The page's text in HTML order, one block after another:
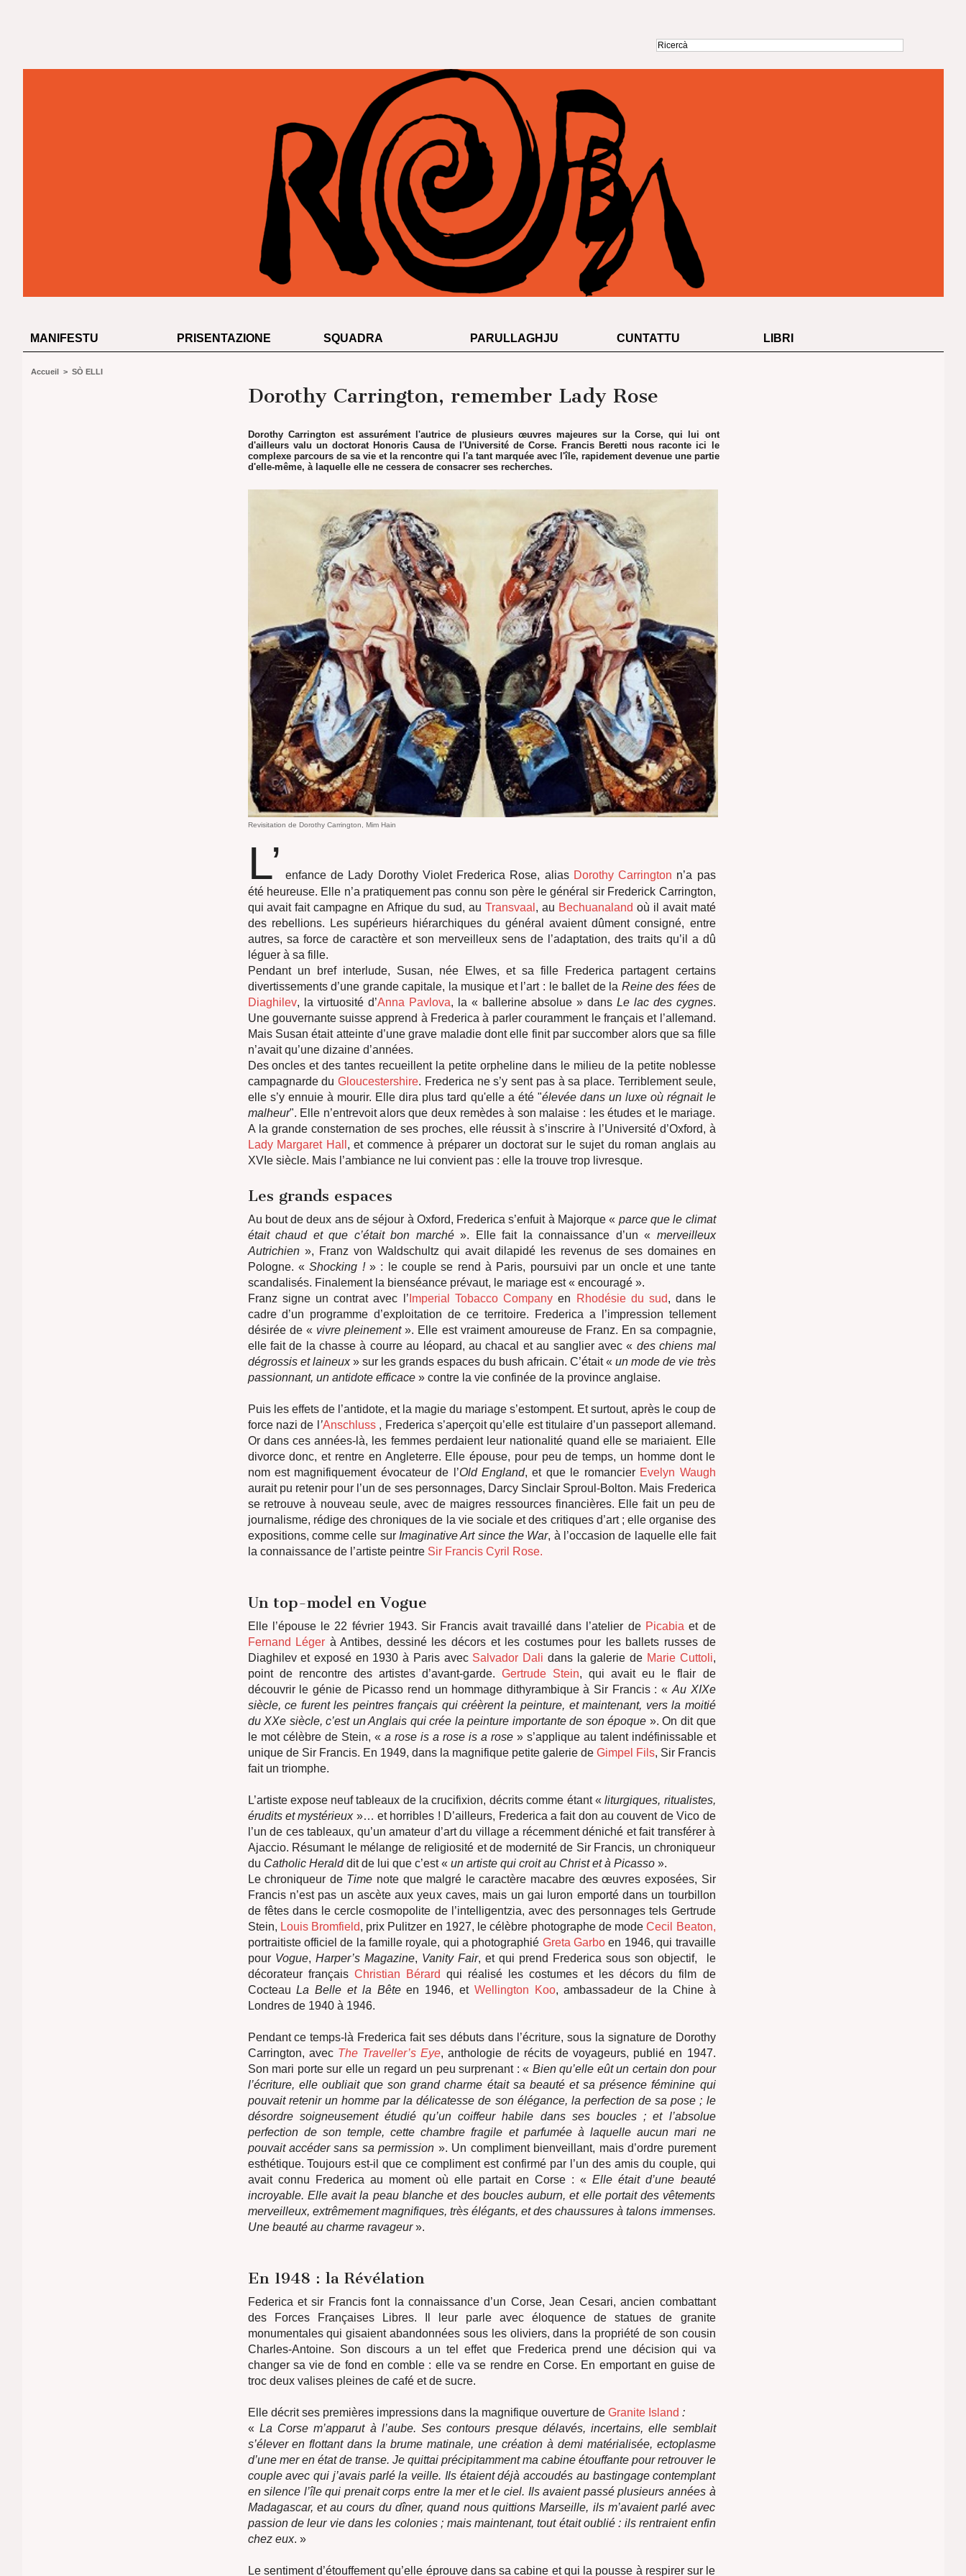
MANIFESTU PRISENTAZIONE SQUADRA PARULLAGHJU CUNTATTU LIBRI
Accueil > SÒ ELLI
Dorothy Carrington, remember Lady Rose
Dorothy Carrington est assurément l'autrice de plusieurs œuvres majeures sur la Corse, qui lui ont
d'ailleurs valu un doctorat Honoris Causa de l'Université de Corse. Francis Beretti nous raconte ici le
complexe parcours de sa vie et la rencontre qui l'a tant marquée avec l'île, rapidement devenue une partie
d'elle-même, à laquelle elle ne cessera de consacrer ses recherches.
Revisitation de Dorothy Carrington, Mim Hain
L’ enfance de Lady Dorothy Violet Frederica Rose, alias Dorothy Carrington n’a pas
été heureuse. Elle n’a pratiquement pas connu son père le général sir Frederick Carrington,
qui avait fait campagne en Afrique du sud, au Transvaal , au Bechuanaland où il avait maté
des rebellions. Les supérieurs hiérarchiques du général avaient dûment consigné, entre
autres, sa force de caractère et son merveilleux sens de l’adaptation, des traits qu’il a dû
léguer à sa fille.
Pendant un bref interlude, Susan, née Elwes, et sa fille Frederica partagent certains
divertissements d’une grande capitale, la musique et l’art : le ballet de la Reine des féesde
Diaghilev, la virtuosité d’Anna Pavlova, la « ballerine absolue » dans Le lac des cygnes.
Une gouvernante suisse apprend à Frederica à parler couramment le français et l’allemand.
Mais Susan était atteinte d’une grave maladie dont elle finit par succomber alors que sa fille
n’avait qu’une dizaine d’années.
Des oncles et des tantes recueillent la petite orpheline dans le milieu de la petite noblesse
campagnarde du Gloucestershire. Frederica ne s’y sent pas à sa place. Terriblement seule,
elle s’y ennuie à mourir. Elle dira plus tard qu'elle a été "élevée dans un luxe où régnait le
malheur". Elle n’entrevoit alors que deux remèdes à son malaise : les études et le mariage.
A la grande consternation de ses proches, elle réussit à s’inscrire à l’Université d’Oxford, à
Lady Margaret Hall , et commence à préparer un doctorat sur le sujet du roman anglais au
XVIe siècle. Mais l’ambiance ne lui convient pas : elle la trouve trop livresque.
Les grands espaces
Au bout de deux ans de séjour à Oxford, Frederica s’enfuit à Majorque « parce que le climat
était chaud et que c’était bon marché». Elle fait la connaissance d’un « merveilleux
Autrichien», Franz von Waldschultz qui avait dilapidé les revenus de ses domaines en
Pologne. «Shocking !» : le couple se rend à Paris, poursuivi par un oncle et une tante
scandalisés. Finalement la bienséance prévaut, le mariage est « encouragé ».
Franz signe un contrat avec l’ Imperial Tobacco Companyen Rhodésie du sud, dans le
cadre d’un programme d’exploitation de ce territoire. Frederica a l’impression tellement
désirée de « vivre pleinement». Elle est vraiment amoureuse de Franz. En sa compagnie,
elle fait de la chasse à courre au léopard, au chacal et au sanglier avec « des chiens mal
dégrossis et laineux» sur les grands espaces du bush africain. C’était «un mode de vie très
passionnant, un antidote efficace» contre la vie confinée de la province anglaise.
Puis les effets de l’antidote, et la magie du mariage s’estompent. Et surtout, après le coup de
force nazi de l ’Anschluss , Frederica s’aperçoit qu’elle est titulaire d’un passeport allemand.
Or dans ces années-là, les femmes perdaient leur nationalité quand elle se mariaient. Elle
divorce donc, et rentre en Angleterre. Elle épouse, pour peu de temps, un homme dont le
nom est magnifiquement évocateur de l’Old England, et que le romancier Evelyn Waugh
aurait pu retenir pour l’un de ses personnages, Darcy Sinclair Sproul-Bolton. Mais Frederica
se retrouve à nouveau seule, avec de maigres ressources financières. Elle fait un peu de
journalisme, rédige des chroniques de la vie sociale et des critiques d’art ; elle organise des
expositions, comme celle sur Imaginative Art since the War, à l’occasion de laquelle elle fait
la connaissance de l’artiste peintre Sir Francis Cyril Rose.
Un top-model en Vogue
Elle l’épouse le 22 février 1943. Sir Francis avait travaillé dans l’atelier de Picabia et de
Fernand Léger à Antibes, dessiné les décors et les costumes pour les ballets russes de
Diaghilev et exposé en 1930 à Paris avec Salvador Dali dans la galerie de Marie Cuttoli,
point de rencontre des artistes d’avant-garde. Gertrude Stein, qui avait eu le flair de
découvrir le génie de Picasso rend un hommage dithyrambique à Sir Francis : « Au XIXe
siècle, ce furent les peintres français qui créèrent la peinture, et maintenant, vers la moitié
du XXe siècle, c’est un Anglais qui crée la peinture importante de son époque ». On dit que
le mot célèbre de Stein, « a rose is a rose is a rose» s’applique au talent indéfinissable et
unique de Sir Francis. En 1949, dans la magnifique petite galerie de Gimpel Fils, Sir Francis
fait un triomphe.
L’artiste expose neuf tableaux de la crucifixion, décrits comme étant «liturgiques, ritualistes,
érudits et mystérieux »… et horribles ! D’ailleurs, Frederica a fait don au couvent de Vico de
l’un de ces tableaux, qu’un amateur d’art du village a récemment déniché et fait transférer à
Ajaccio. Résumant le mélange de religiosité et de modernité de Sir Francis, un chroniqueur
du Catholic Heralddit de lui que c’est « un artiste qui croit au Christ et à Picasso ».
Le chroniqueur de Time note que malgré le caractère macabre des œuvres exposées, Sir
Francis n’est pas un ascète aux yeux caves, mais un gai luron emporté dans un tourbillon
de fêtes dans le cercle cosmopolite de l’intelligentzia, avec des personnages tels Gertrude
Stein, Louis Bromfield, prix Pulitzer en 1927, le célèbre photographe de modeCecil Beaton,
portraitiste officiel de la famille royale, qui a photographié Greta Garboen 1946, qui travaille
pour Vogue, Harper’s Magazine, Vanity Fair, et qui prend Frederica sous son objectif, le
décorateur français Christian Bérard qui réalisé les costumes et les décors du film de
CocteauLa Belle et la Bêteen 1946, et Wellington Koo, ambassadeur de la Chine à
Londres de 1940 à 1946.
Pendant ce temps-là Frederica fait ses débuts dans l’écriture, sous la signature de Dorothy
Carrington, avec The Traveller’s Eye, anthologie de récits de voyageurs, publié en 1947.
Son mari porte sur elle un regard un peu surprenant : « Bien qu’elle eût un certain don pour
l’écriture, elle oubliait que son grand charme était sa beauté et sa présence féminine qui
pouvait retenir un homme par la délicatesse de son élégance, la perfection de sa pose ; le
désordre soigneusement étudié qu’un coiffeur habile dans ses boucles ; et l’absolue
perfection de son temple, cette chambre fragile et parfumée à laquelle aucun mari ne
pouvait accéder sans sa permission ». Un compliment bienveillant, mais d’ordre purement
esthétique. Toujours est-il que ce compliment est confirmé par l’un des amis du couple, qui
avait connu Frederica au moment où elle partait en Corse : «Elle était d’une beauté
incroyable. Elle avait la peau blanche et des boucles auburn, et elle portait des vêtements
merveilleux, extrêmement magnifiques, très élégants, et des chaussures à talons immenses.
Une beauté au charme ravageur».
En 1948 : la Révélation
Federica et sir Francis font la connaissance d’un Corse, Jean Cesari, ancien combattant
des Forces Françaises Libres. Il leur parle avec éloquence de statues de granite
monumentales qui gisaient abandonnées sous les oliviers, dans la propriété de son cousin
Charles-Antoine. Son discours a un tel effet que Frederica prend une décision qui va
changer sa vie de fond en comble : elle va se rendre en Corse. En emportant en guise de
troc deux valises pleines de café et de sucre.
Elle décrit ses premières impressions dans la magnifique ouverture de Granite Island :
« La Corse m’apparut à l’aube. Ses contours presque délavés, incertains, elle semblait
s’élever en flottant dans la brume matinale, une création à demi matérialisée, ectoplasme
d’une mer en état de transe. Je quittai précipitamment ma cabine étouffante pour retrouver le
couple avec qui j’avais parlé la veille. Ils étaient déjà accoudés au bastingage contemplant
en silence l’île qui prenait corps entre la mer et le ciel. Ils avaient passé plusieurs années à
Madagascar, et au cours du dîner, quand nous quittions Marseille, ils m’avaient parlé avec
passion de leur vie dans les colonies ; mais maintenant, tout était oublié : ils rentraient enfin
chez eux. »
Le sentiment d’étouffement qu’elle éprouve dans sa cabine et qui la pousse à respirer sur le